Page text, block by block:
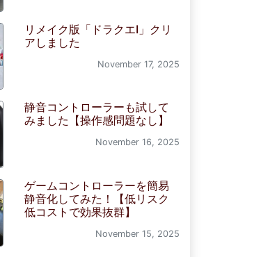
リメイク版「ドラクエI」クリ
アしました
November 17, 2025
静音コントローラーも試して
みました【操作感問題なし】
November 16, 2025
ゲームコントローラーを簡易
静音化してみた！【低リスク
低コストで効果抜群】
November 15, 2025